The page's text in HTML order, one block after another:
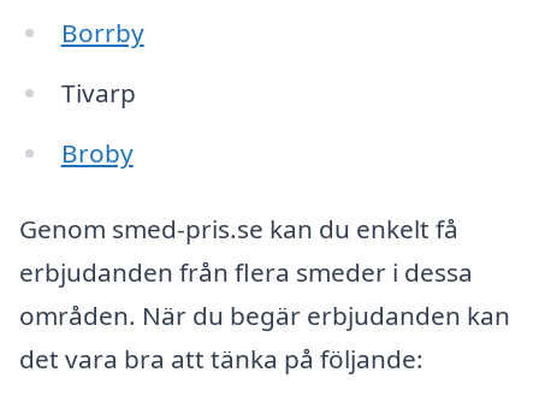
Borrby
Tivarp
Broby
Genom smed-pris.se kan du enkelt få
erbjudanden från flera smeder i dessa
områden. När du begär erbjudanden kan
det vara bra att tänka på följande: